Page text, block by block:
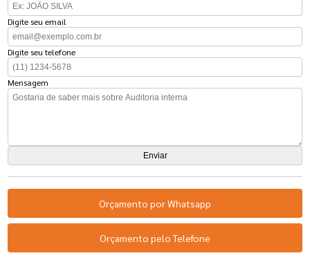
Digite seu email
Digite seu telefone
Mensagem
Orçamento por Whatsapp
Orçamento pelo Telefone